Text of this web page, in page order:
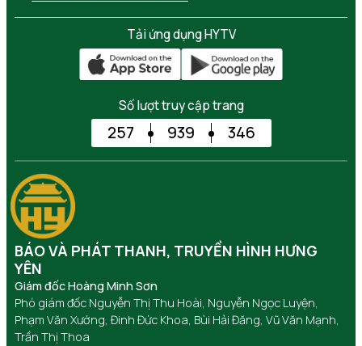
Tải ứng dụng HYTV
Số lượt truy cập trang
257 939 346
BÁO VÀ PHÁT THANH, TRUYỀN HÌNH HƯNG
YÊN
Giám đốc Hoàng Minh Sơn
Phó giám đốc Nguyễn Thị Thu Hoài, Nguyễn Ngọc Luyện,
Phạm Văn Xướng, Đinh Đức Khoa, Bùi Hải Đăng, Vũ Văn Mạnh,
Trần Thị Thoa